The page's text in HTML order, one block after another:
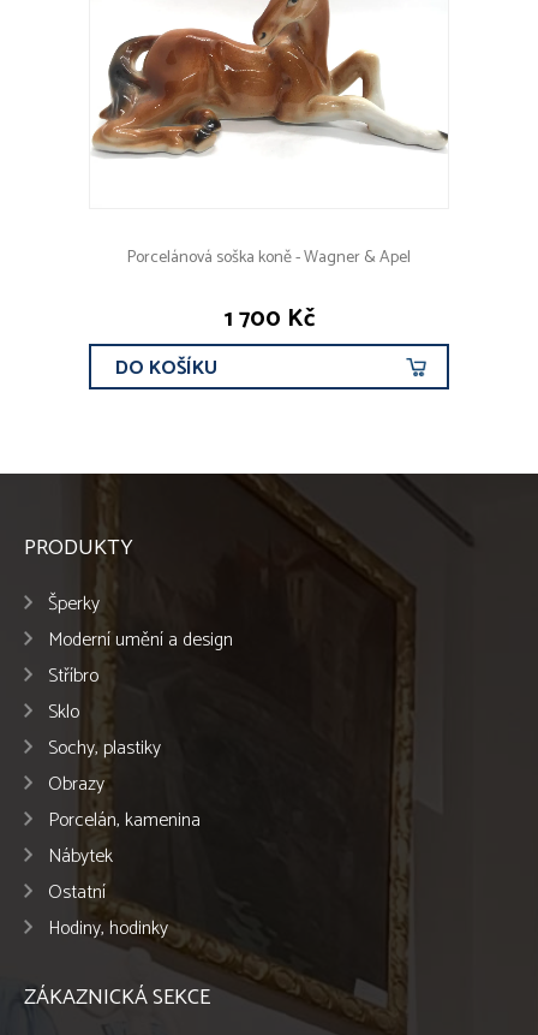
Porcelánová soška koně - Wagner & Apel
1 700 Kč
DO KOŠÍKU
PRODUKTY
Šperky
Moderní umění a design
Stříbro
Sklo
Sochy, plastiky
Obrazy
Porcelán, kamenina
Nábytek
Ostatní
Hodiny, hodinky
ZÁKAZNICKÁ SEKCE